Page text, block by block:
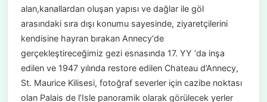
alan,kanallardan oluşan yapısı ve dağlar ile göl
arasındaki sıra dışı konumu sayesinde, ziyaretçilerini
kendisine hayran bırakan Annecy‘de
gerçekleştireceğimiz gezi esnasında 17. YY ‘da inşa
edilen ve 1947 yılında restore edilen Chateau d’Annecy,
St. Maurice Kilisesi, fotoğraf severler için cazibe noktası
olan Palais de l’Isle panoramik olarak görülecek yerler